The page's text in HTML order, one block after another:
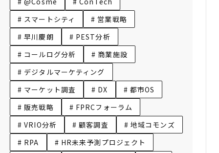
# スマートシティ
# 営業戦略
# 早川慶朗
# PEST分析
# コールログ分析
# 商業施設
# デジタルマーケティング
# マーケット調査
# DX
# 都市OS
# 販売戦略
# FPRCフォーラム
# VRIO分析
# 顧客調査
# 地域コモンズ
# RPA
# HR未来予測プロジェクト